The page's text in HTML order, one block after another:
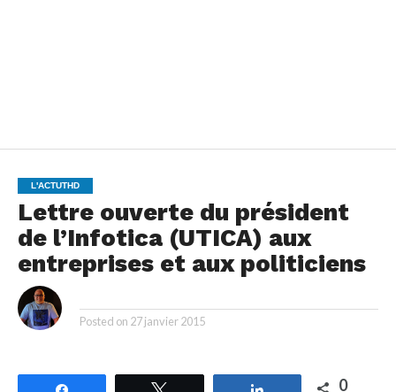
L'ACTUTHD
Lettre ouverte du président
de l’Infotica (UTICA) aux
entreprises et aux politiciens
Posted on 27 janvier 2015
Partagez 0